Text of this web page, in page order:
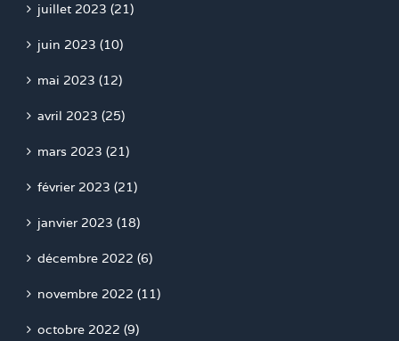
juillet 2023 (21)
juin 2023 (10)
mai 2023 (12)
avril 2023 (25)
mars 2023 (21)
février 2023 (21)
janvier 2023 (18)
décembre 2022 (6)
novembre 2022 (11)
octobre 2022 (9)